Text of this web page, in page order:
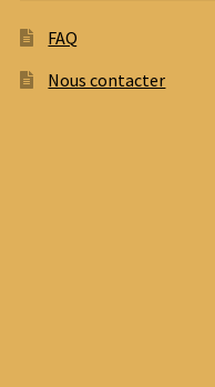
FAQ
Nous contacter